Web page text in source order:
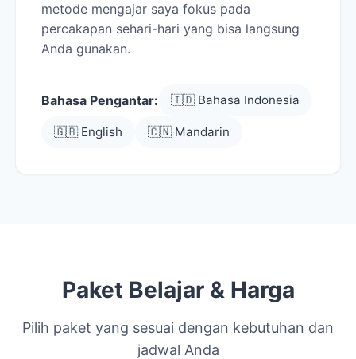
metode mengajar saya fokus pada
percakapan sehari-hari yang bisa langsung
Anda gunakan.
Bahasa Pengantar: 🇮🇩 Bahasa Indonesia
🇬🇧 English 🇨🇳 Mandarin
Paket Belajar & Harga
Pilih paket yang sesuai dengan kebutuhan dan
jadwal Anda